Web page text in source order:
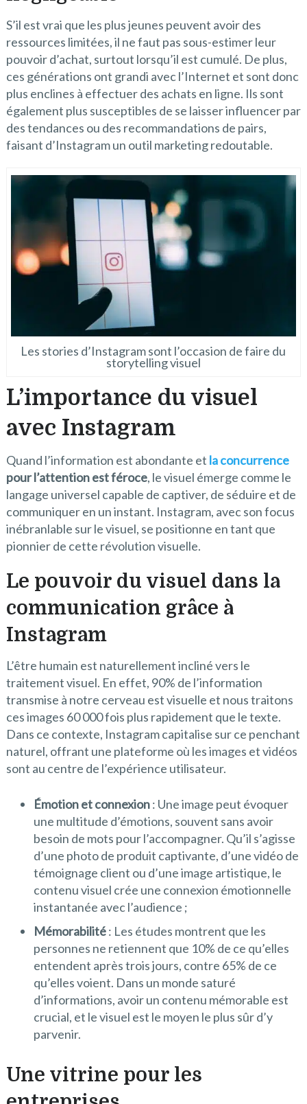
S’il est vrai que les plus jeunes peuvent avoir des
ressources limitées, il ne faut pas sous-estimer leur
pouvoir d’achat, surtout lorsqu’il est cumulé. De plus,
ces générations ont grandi avec l’Internet et sont donc
plus enclines à effectuer des achats en ligne. Ils sont
également plus susceptibles de se laisser influencer par
des tendances ou des recommandations de pairs,
faisant d’Instagram un outil marketing redoutable.
Les stories d’Instagram sont l’occasion de faire du
storytelling visuel
L’importance du visuel
avec Instagram
Quand l’information est abondante et la concurrence
pour l’attention est féroce, le visuel émerge comme le
langage universel capable de captiver, de séduire et de
communiquer en un instant. Instagram, avec son focus
inébranlable sur le visuel, se positionne en tant que
pionnier de cette révolution visuelle.
Le pouvoir du visuel dans la
communication grâce à
Instagram
L’être humain est naturellement incliné vers le
traitement visuel. En effet, 90% de l’information
transmise à notre cerveau est visuelle et nous traitons
ces images 60 000 fois plus rapidement que le texte.
Dans ce contexte, Instagram capitalise sur ce penchant
naturel, offrant une plateforme où les images et vidéos
sont au centre de l’expérience utilisateur.
Émotion et connexion: Une image peut évoquer
une multitude d’émotions, souvent sans avoir
besoin de mots pour l’accompagner. Qu’il s’agisse
d’une photo de produit captivante, d’une vidéo de
témoignage client ou d’une image artistique, le
contenu visuel crée une connexion émotionnelle
instantanée avec l’audience ;
Mémorabilité: Les études montrent que les
personnes ne retiennent que 10% de ce qu’elles
entendent après trois jours, contre 65% de ce
qu’elles voient. Dans un monde saturé
d’informations, avoir un contenu mémorable est
crucial, et le visuel est le moyen le plus sûr d’y
parvenir.
Une vitrine pour les